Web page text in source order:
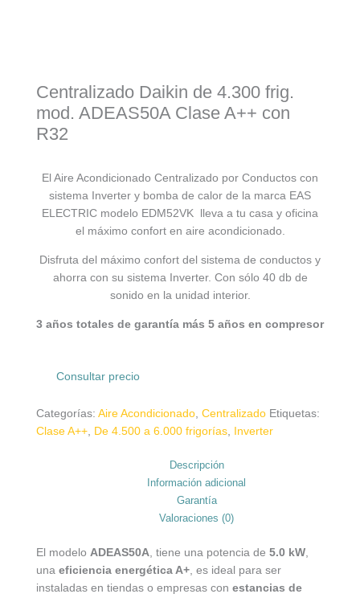
Centralizado Daikin de 4.300 frig.
mod. ADEAS50A Clase A++ con
R32
El Aire Acondicionado Centralizado por Conductos con
sistema Inverter y bomba de calor de la marca EAS
ELECTRIC modelo EDM52VK lleva a tu casa y oficina
el máximo confort en aire acondicionado.
Disfruta del máximo confort del sistema de conductos y
ahorra con su sistema Inverter. Con sólo 40 db de
sonido en la unidad interior.
3 años totales de garantía más 5 años en compresor
Consultar precio
Categorías: Aire Acondicionado, Centralizado Etiquetas:
Clase A++, De 4.500 a 6.000 frigorías, Inverter
Descripción
Información adicional
Garantía
Valoraciones (0)
El modelo ADEAS50A , tiene una potencia de 5.0 kW
una eficiencia energética A+ , es ideal para ser
instaladas en tiendas o empresas con estancias de